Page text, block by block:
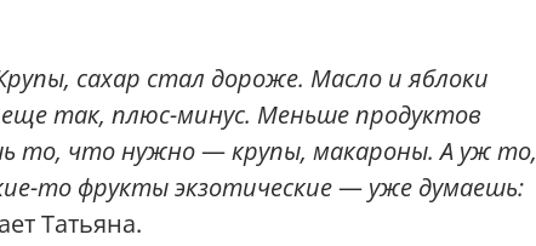
сахар стал дороже. Масло и яблоки
так, плюс-минус. Меньше продуктов
то, что нужно—крупы, макароны. А уж то,
то фрукты экзотические— уже думаешь:
Татьяна.